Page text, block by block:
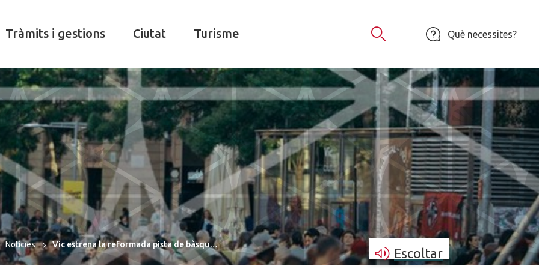
Obrir Cercador
Què necessites?
Tràmits i gestions Ciutat Turisme
Escoltar
Notícies Vic estrena la reformada pista de bàsqu…